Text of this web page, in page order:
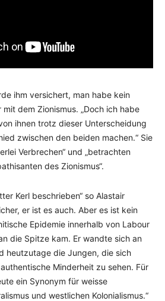
ihm versichert, man habe kein
dem Zionismus. „Doch ich habe
ihnen trotz dieser Unterscheidung
zwischen den beiden machen.“ Sie
Verbrechen“ und „betrachten
des Zionismus“.
Kerl beschrieben“ so Alastair
er ist es auch. Aber es ist kein
Epidemie innerhalb von Labour
die Spitze kam. Er wandte sich an
heutzutage die Jungen, die sich
Minderheit zu sehen. Für
ein Synonym für weisse
und westlichen Kolonialismus.“